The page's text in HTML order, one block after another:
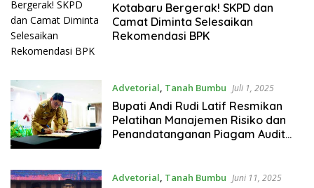
Kotabaru Bergerak! SKPD dan
Camat Diminta Selesaikan
Rekomendasi BPK
Advetorial, Tanah Bumbu Juli 1, 2025
Bupati Andi Rudi Latif Resmikan
Pelatihan Manajemen Risiko dan
Penandatanganan Piagam Audit
Advetorial, Tanah Bumbu Juni 11, 2025